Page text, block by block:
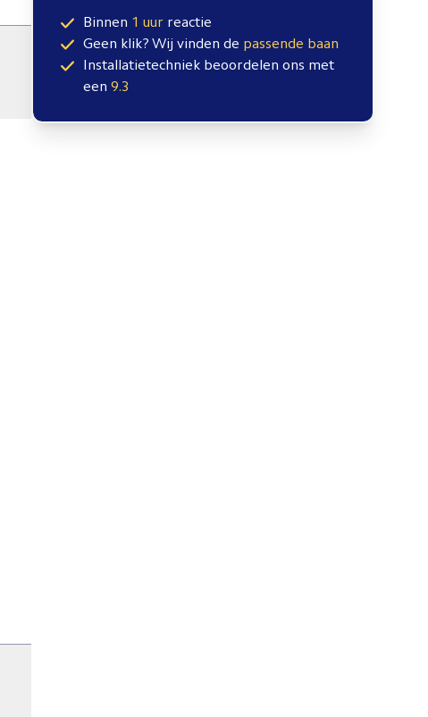
Binnen 1 uur reactie
Geen klik? Wij vinden de passende baan
Installatietechniekbeoordelen ons met
een 9.3